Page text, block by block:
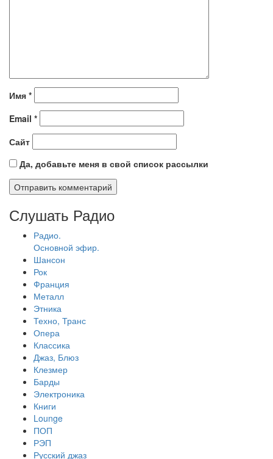
Имя *
Email *
Сайт
Да, добавьте меня в свой список рассылки
Слушать Радио
Радио.
Основной эфир.
Шансон
Рок
Франция
Металл
Этника
Техно, Транс
Опера
Классика
Джаз, Блюз
Клезмер
Барды
Электроника
Книги
Lounge
ПОП
РЭП
Русский джаз